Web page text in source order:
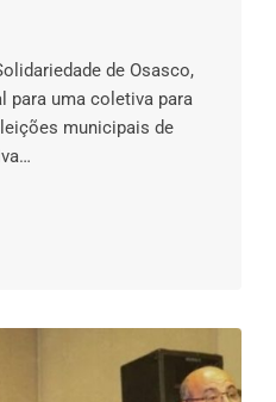
de Osasco,
para uma coletiva para
municipais de